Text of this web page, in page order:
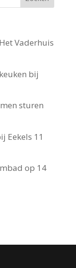
Vaderhuis
bij
sturen
Eekels 11
op 14